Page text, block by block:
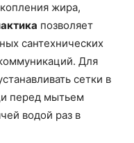
жира,
позволяет
сантехнических
Для
сетки в
перед мытьем
водой раз в